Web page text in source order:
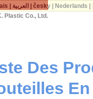
Plastic Co., Ltd.
Des
العربية česky| Nederlands